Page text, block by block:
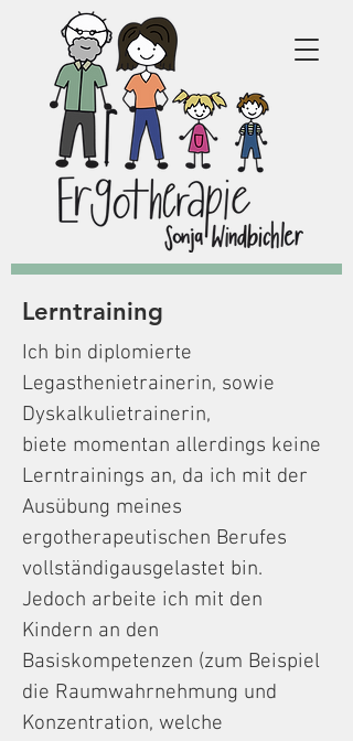
Lerntraining
Ich bin diplomierte
Legasthenietrainerin, sowie
Dyskalkulietrainerin,
biete momentan allerdings keine
Lerntrainings an, da ich mit der
Ausübung meines
ergotherapeutischen Berufes
vollständigausgelastet bin.
Jedoch arbeite ich mit den
Kindern an den
Basiskompetenzen (zum Beispiel
die Raumwahrnehmung und
Konzentration, welche